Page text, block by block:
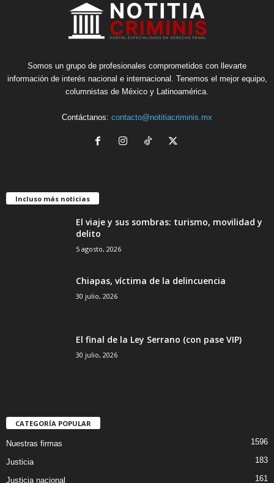
Somos un grupo de profesionales comprometidos con llevarte
información de interés nacional e internacional. Tenemos el mejor equipo,
columnistas de México y Latinoamérica.
Contáctanos: contacto@notitiacriminis.mx
Incluso más noticias
El viaje y sus sombras: turismo, movilidad y
delito
5 agosto, 2026
Chiapas, víctima de la delincuencia
30 julio, 2026
El final de la Ley Serrano (con pase VIP)
30 julio, 2026
CATEGORÍA POPULAR
Nuestras firmas 1596
Justicia 183
Justicia nacional 161